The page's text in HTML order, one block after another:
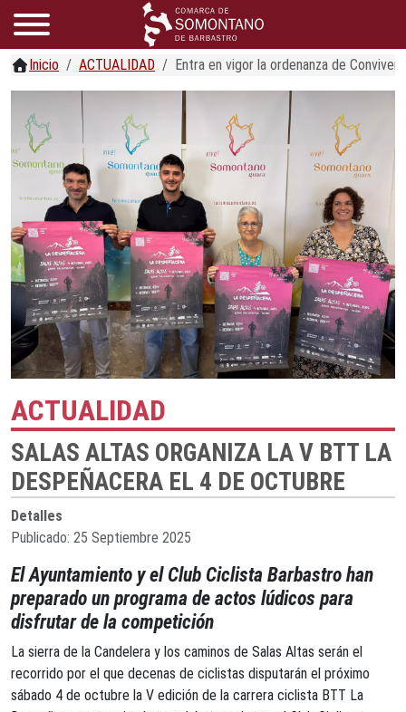
Inicio ACTUALIDAD Entra en vigor la ordenanza de
ACTUALIDAD
SALAS ALTAS ORGANIZA LA V BTT LA
DESPEÑACERA EL 4 DE OCTUBRE
Detalles
Publicado: 25 Septiembre 2025
El Ayuntamiento y el Club Ciclista Barbastro han
preparado un programa de actos lúdicos para
disfrutar de la competición
La sierra de la Candelera y los caminos de Salas Altas serán el
recorrido por el que decenas de ciclistas disputarán el próximo
sábado 4 de octubre la V edición de la carrera ciclista BTT La